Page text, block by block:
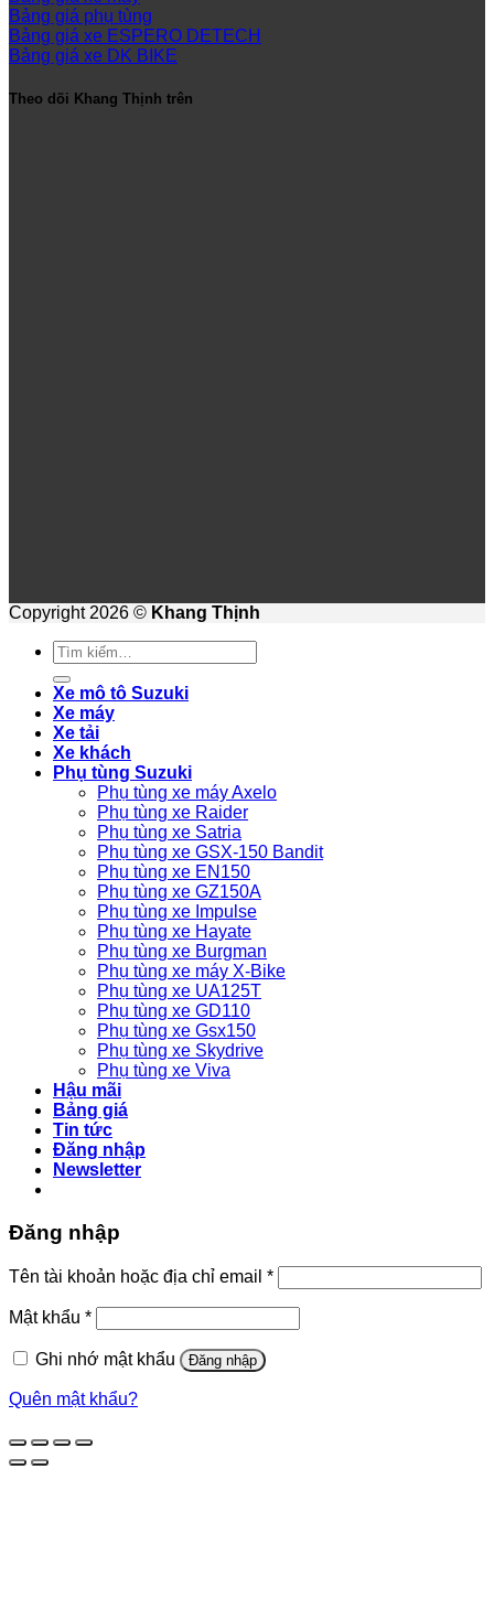
Bảng giá phụ tùng
Bảng giá xe ESPERO DETECH
Bảng giá xe DK BIKE
Theo dõi Khang Thịnh trên
Copyright 2026 © Khang Thịnh
Tìm
kiếm:
Xe mô tô Suzuki
Xe máy
Xe tải
Xe khách
Phụ tùng Suzuki
Phụ tùng xe máy Axelo
Phụ tùng xe Raider
Phụ tùng xe Satria
Phụ tùng xe GSX-150 Bandit
Phụ tùng xe EN150
Phụ tùng xe GZ150A
Phụ tùng xe Impulse
Phụ tùng xe Hayate
Phụ tùng xe Burgman
Phụ tùng xe máy X-Bike
Phụ tùng xe UA125T
Phụ tùng xe GD110
Phụ tùng xe Gsx150
Phụ tùng xe Skydrive
Phụ tùng xe Viva
Hậu mãi
Bảng giá
Tin tức
Đăng nhập
Newsletter
Đăng nhập
Tên tài khoản hoặc địa chỉ email *Bắt
buộc
Mật khẩu *Bắt
buộc
Ghi nhớ mật khẩu
Đăng nhập
Quên mật khẩu?